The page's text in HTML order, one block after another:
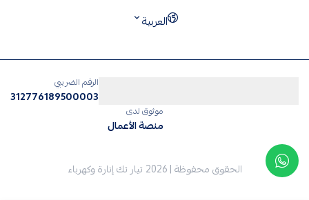
العربية
الرقم الضريبي
312776189500003
موثوق لدى
منصة الأعمال
الحقوق محفوظة | 2026 تيار تك إنارة وكهرباء